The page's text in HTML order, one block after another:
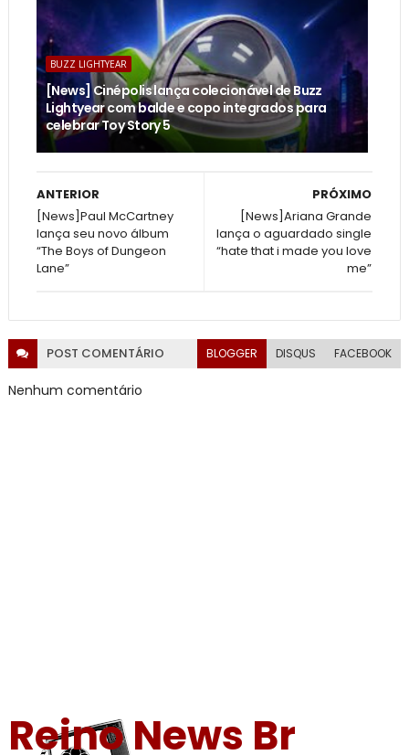
BUZZ LIGHTYEAR
[News] Cinépolis lança colecionável de Buzz
Lightyear com balde e copo integrados para
celebrar Toy Story 5
PRÓXIMO
[News]Ariana Grande
lança o aguardado single
“hate that i made you love
me”
ANTERIOR
[News]Paul McCartney
lança seu novo álbum
“The Boys of Dungeon
Lane”
POST COMENTÁRIO BLOGGER DISQUS FACEBOOK
Nenhum comentário
Reino News Br